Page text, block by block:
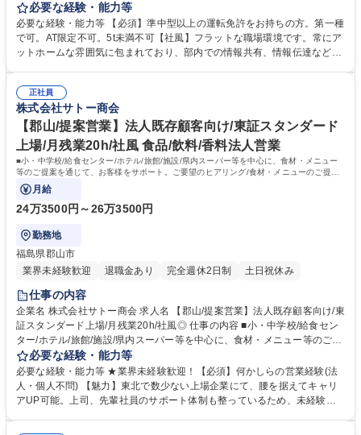
設向けの給食センターなどに、食材の配送・納品をご担当いただきます。
■配送前は積荷の点検、納品時は伝票照合（納品）を 行います。■夜間配
送はありません。就業時間は、06:00～15:00です。※担当する配送コース
や荷量により出勤時間は1時間程度前後する場合もあります。■年間休日1
種 【郡山/ルート配送スタッフ】完全週休二日制/夜間配送無/上場企業/働き
やすさ◎
必要な経験・能力等
必要な経験・能力等 【必須】準中型以上の運転免許をお持ちの方。第一種
で可。AT限定不可。5t未満不可【社風】フラットな職場環境です。常にア
ットホームな雰囲気に包まれており、部内での情報共有、情報伝達などの
ンス◎フラットな職場環境で常にアットホームな雰囲気に包まれており、
部署間でのコミュニケーション体制も整備されています。社員の平均勤続
年数はなんと14年！中途入社の方々が多数活躍している環境です。 学
歴・資格 学歴：大学院 大学 高専 短大 専修学校 高校 語学力： 資格：第一
種運転免許中型自動車
正社員
株式会社サトー商会
【郡山/提案営業】法人既存顧客向け/東証スタンダード
上場/月残業20h/社風 食品/飲料/香料法人営業
■小・中学校/給食センター/ホテル/旅館/施設/県内スーパー等を中心に、食材・メニュー
等のご提案を通じて、お客様をサポート。ご要望のヒアリング/食材・メニューのご提案/
商品のご紹介/見積書の作成など。
月給
24万3500円～26万3500円
勤務地
福島県郡山市
業界未経験歓迎
退職金あり 完全週休2日制 土日祝休み
仕事の内容
企業名 株式会社サトー商会 求人名 【郡山/提案営業】法人既存顧客向け/東
証スタンダード上場/月残業20h/社風◎ 仕事の内容 ■小・中学校/給食セン
ター/ホテル/旅館/施設/県内スーパー等を中心に、食材・メニュー等のご提
案を通じて、お客様をサポート。ご要望のヒアリング/食材・メニューのご
提案/商品のご紹介/見積書の作成など。 【一日の流れ】出社・朝礼→依頼
事項の対応・訪問準備等（～10時）→お客様先への訪問（5～10件程度※
10時～16時）→各種事務処理を経て退社 【入社後の流れ】OJTによる同
必要な経験・能力等
必要な経験・能力等 ★業界未経験歓迎！【必須】何かしらの営業経験(法
人・個人不問) 【魅力】東北で数少ない上場企業にて、腰を据えてキャリ
アUP可能。上司、先輩社員のサポート体制も整っているため、未経験業